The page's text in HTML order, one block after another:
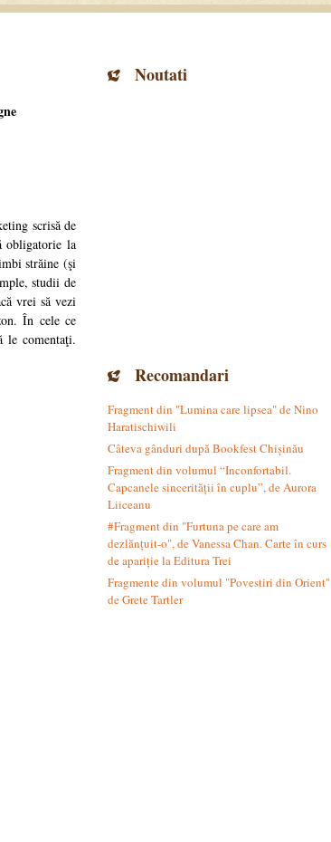
scrisă de
obligatorie la
străine (şi
studii de
vrei să vezi
În cele ce
le comentaţi.
Noutati
Recomandari
Fragment din "Lumina care lipsea" de Nino
Haratischiwili
Câteva gânduri după Bookfest Chișinău
Fragment din volumul “Inconfortabil.
Capcanele sincerității în cuplu”, de Aurora
Liiceanu
#Fragment din "Furtuna pe care am
dezlănțuit-o", de Vanessa Chan. Carte în curs
de apariție la Editura Trei
Fragmente din volumul "Povestiri din Orient"
de Grete Tartler